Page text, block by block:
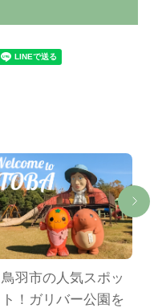
鳥羽市の人気スポッ
ト！ガリバー公園を